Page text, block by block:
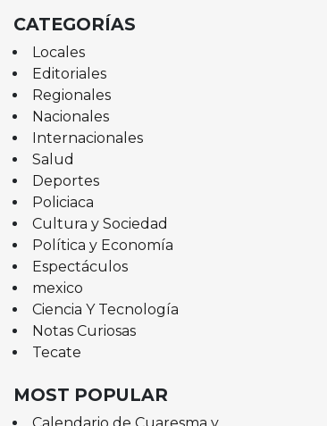
CATEGORÍAS
Locales
Editoriales
Regionales
Nacionales
Internacionales
Salud
Deportes
Policiaca
Cultura y Sociedad
Política y Economía
Espectáculos
mexico
Ciencia Y Tecnología
Notas Curiosas
Tecate
MOST POPULAR
Calendario de Cuaresma y